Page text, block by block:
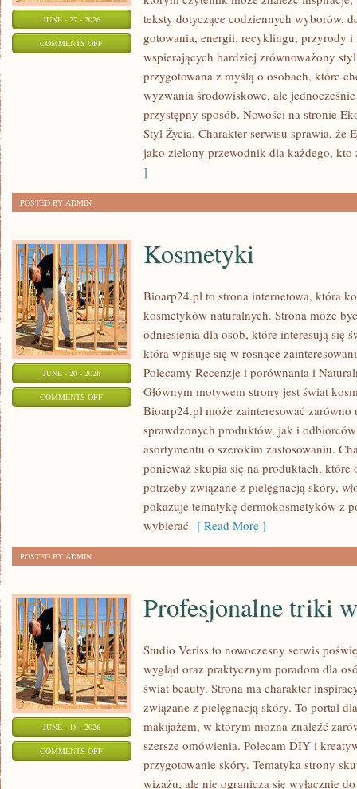
JUNE - 27 - 2026
COMMENTS OFFON
teksty dotyczące codziennych wyborów,
gotowania, energii, recyklingu, przyrody i
wspierających bardziej zrównoważony styl
przygotowana z myślą o osobach, które
wyzwania środowiskowe, ale
przystępny sposób. Nowości na stronie
Styl Życia. Charakter serwisu sprawia, że
jako zielony przewodnik dla każdego, kto
]
POSTED BY ADMIN
JUNE - 20 - 2026
COMMENTS OFFON
KOSMETYKI
Kosmetyki
Bioarp24.pl to strona internetowa, która
kosmetyków naturalnych. Strona może
odniesienia dla osób, które interesują się
która wpisuje się w rosnące
Polecamy Recenzje i porównania i
Głównym motywem strony jest świat
Bioarp24.pl może zainteresować
sprawdzonych produktów, jak i
asortymentu o szerokim zastosowaniu.
ponieważ skupia się na produktach, które
potrzeby związane z pielęgnacją skóry,
pokazuje tematykę dermokosmetyków z
wybierać [ Read More ]
POSTED BY ADMIN
JUNE - 18 - 2026
COMMENTS OFFON
PROFESJONALNE
Profesjonalne triki
Studio Veriss to nowoczesny serwis
wygląd oraz praktycznym poradom dla
świat beauty. Strona ma charakter
związane z pielęgnacją skóry. To portal
makijażem, w którym można znaleźć
szersze omówienia. Polecam DIY i
przygotowanie skóry. Tematyka strony
wizażu, ale nie ogranicza się wyłącznie